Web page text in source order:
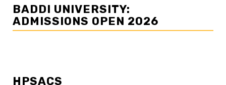
BADDI UNIVERSITY:
ADMISSIONS OPEN 2026
HPSACS